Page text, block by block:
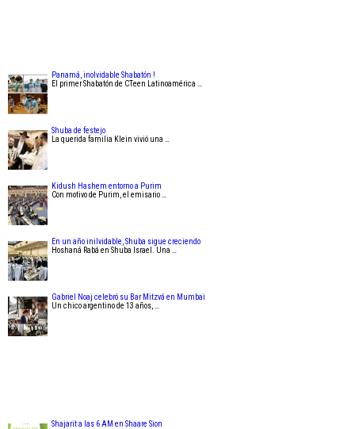
Panamá, inolvidable Shabatón !
El primer Shabatón de CTeen Latinoamérica …
Shuba de festejo
La querida familia Klein vivió una …
Kidush Hashem entorno a Purim
Con motivo de Purim, el emisario …
En un año inilvidable, Shuba sigue creciendo
Hoshaná Rabá en Shuba Israel. Una …
Gabriel Noaj celebró su Bar Mitzvá en Mumbai
Un chico argentino de 13 años, …
Shajarit a las 6 AM en Shaare Sion